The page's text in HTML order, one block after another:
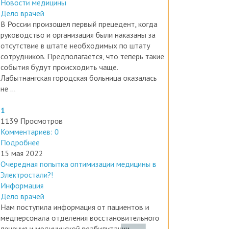
Информация
Новости медицины
Дело врачей
В России произошел первый прецедент, когда
руководство и организация были наказаны за
отсутствие в штате необходимых по штату
сотрудников. Предполагается, что теперь такие
события будут происходить чаще.
Лабытнангская городская больница оказалась
1
1139 Просмотров
Комментариев: 0
Подробнее
15 мая 2022
Очередная попытка оптимизации медицины в
Электростали?!
Информация
Дело врачей
Нам поступила информация от пациентов и